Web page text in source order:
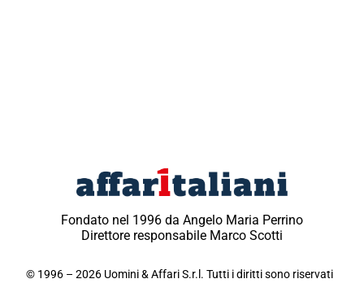
Fondato nel 1996 da Angelo Maria Perrino
Direttore responsabile Marco Scotti
© 1996 – 2026 Uomini & Affari S.r.l. Tutti i diritti sono riservati